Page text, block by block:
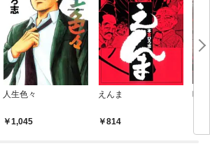
人生色々
1,045
えんま
814
呪